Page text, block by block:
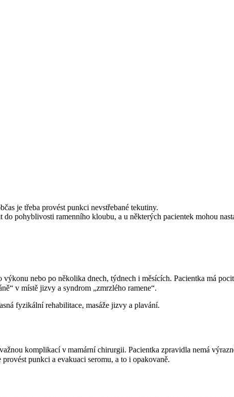
je třeba provést punkci nevstřebané tekutiny.
do pohyblivosti ramenního kloubu, a u některých pacientek mohou
výkonu nebo po několika dnech, týdnech i měsících. Pacientka má
v místě jizvy a syndrom „zmrzlého ramene“.
fyzikální rehabilitace, masáže jizvy a plavání.
komplikací v mamární chirurgii. Pacientka zpravidla nemá
punkci a evakuaci seromu, a to i opakovaně.